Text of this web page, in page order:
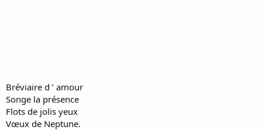
Bréviaire d ’ amour
Songe la présence
Flots de jolis yeux
Vœux de Neptune.